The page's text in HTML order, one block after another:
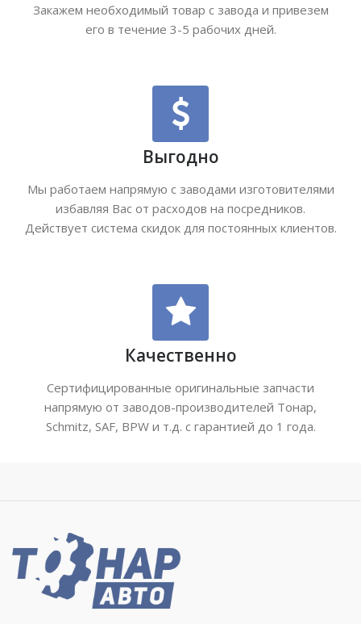
Закажем необходимый товар с завода и привезем
его в течение 3-5 рабочих дней.
Выгодно
Мы работаем напрямую с заводами изготовителями
избавляя Вас от расходов на посредников.
Действует система скидок для постоянных клиентов.
Качественно
Сертифицированные оригинальные запчасти
напрямую от заводов-производителей Тонар,
Schmitz, SAF, BPW и т.д. с гарантией до 1 года.